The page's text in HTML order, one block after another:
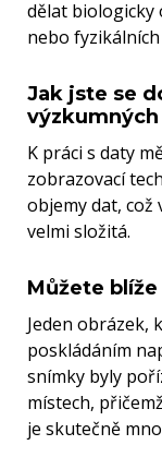
dělat biologicky
nebo
Jak jste se
K práci s daty
zobrazovací
objemy dat, což
velmi složitá.
Můžete
Jeden obrázek,
poskládáním
snímky byly
místech,
je skutečně